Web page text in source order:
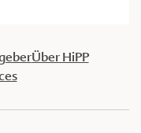
Über HiPP